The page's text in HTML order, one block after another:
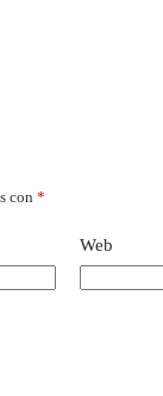
con *
Web